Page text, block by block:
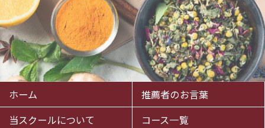
ホーム
推薦者のお言葉
当スクールについて
コース一覧